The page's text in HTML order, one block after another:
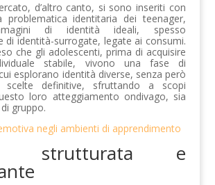
d’altro canto, si sono inseriti con
problematica identitaria dei teenager,
di identità ideali, spesso
di identità-surrogate, legate ai consumi.
che gli adolescenti, prima di acquisire
stabile, vivono una fase di
esplorano identità diverse, senza però
scelte definitive, sfruttando a scopi
loro atteggiamento ondivago, sia
gruppo.
strutturata e